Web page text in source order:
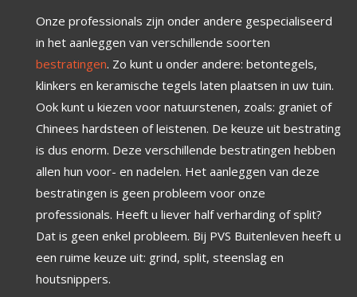
Onze professionals zijn onder andere gespecialiseerd
in het aanleggen van verschillende soorten
bestratingen. Zo kunt u onder andere: betontegels,
klinkers en keramische tegels laten plaatsen in uw tuin.
Ook kunt u kiezen voor natuurstenen, zoals: graniet of
Chinees hardsteen of leistenen. De keuze uit bestrating
is dus enorm. Deze verschillende bestratingen hebben
allen hun voor- en nadelen. Het aanleggen van deze
bestratingen is geen probleem voor onze
professionals. Heeft u liever half verharding of split?
Dat is geen enkel probleem. Bij PVS Buitenleven heeft u
een ruime keuze uit: grind, split, steenslag en
houtsnippers.